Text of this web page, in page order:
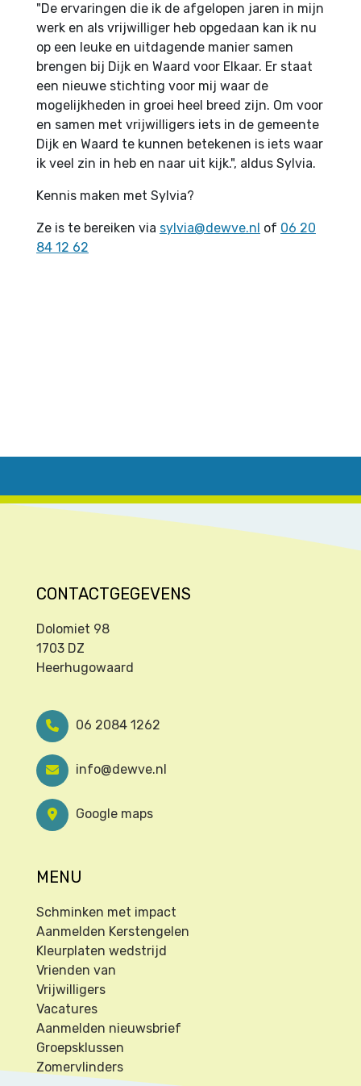
"De ervaringen die ik de afgelopen jaren in mijn
werk en als vrijwilliger heb opgedaan kan ik nu
op een leuke en uitdagende manier samen
brengen bij Dijk en Waard voor Elkaar. Er staat
een nieuwe stichting voor mij waar de
mogelijkheden in groei heel breed zijn. Om voor
en samen met vrijwilligers iets in de gemeente
Dijk en Waard te kunnen betekenen is iets waar
ik veel zin in heb en naar uit kijk.", aldus Sylvia.
Kennis maken met Sylvia?
Ze is te bereiken via sylvia@dewve.nl of 06 20
84 12 62
CONTACTGEGEVENS
Dolomiet 98
1703 DZ
Heerhugowaard
06 2084 1262
info@dewve.nl
Google maps
MENU
Schminken met impact
Aanmelden Kerstengelen
Kleurplaten wedstrijd
Vrienden van
Vrijwilligers
Vacatures
Aanmelden nieuwsbrief
Groepsklussen
Zomervlinders